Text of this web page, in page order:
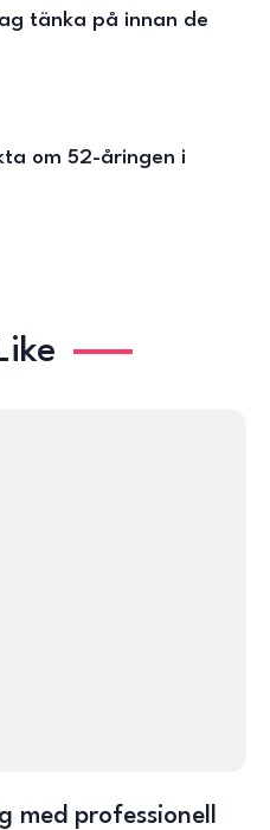
tänka på innan de
med professionell